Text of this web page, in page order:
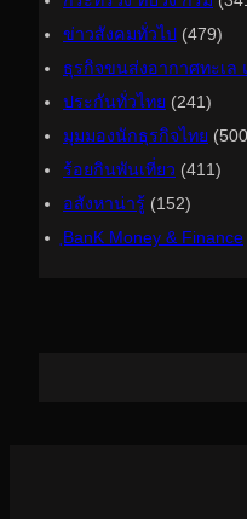
ข่าวสังคมทั่วไป (479)
ธุรกิจขนส่งอากาศทะเล
ประกันทั่วไทย (241)
มุมมองนักธุรกิจไทย
ร้อยกินพันเที่ยว (411)
อสังหาน่ารู้ (152)
ฺBanK Money & Finance